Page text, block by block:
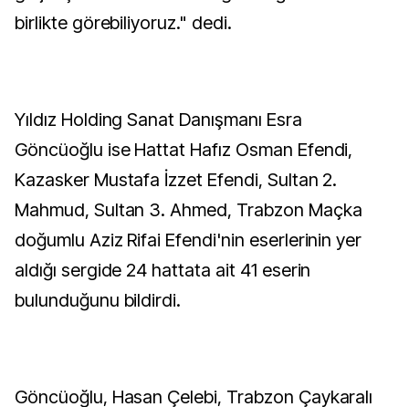
birlikte görebiliyoruz." dedi.
Yıldız Holding Sanat Danışmanı Esra
Göncüoğlu ise Hattat Hafız Osman Efendi,
Kazasker Mustafa İzzet Efendi, Sultan 2.
Mahmud, Sultan 3. Ahmed, Trabzon Maçka
doğumlu Aziz Rifai Efendi'nin eserlerinin yer
aldığı sergide 24 hattata ait 41 eserin
bulunduğunu bildirdi.
Göncüoğlu, Hasan Çelebi, Trabzon Çaykaralı